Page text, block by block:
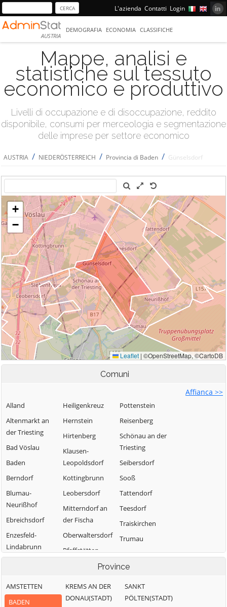
L'azienda Contatti Login
AUSTRIA
DEMOGRAFIA ECONOMIA CLASSIFICHE
Mappe, analisi e
statistiche sul tessuto
economico e produttivo
Livelli di occupazione e di disoccupazione, reddito
disponibile, consumi per merceologia e segmentazione
delle imprese per settore economico
AUSTRIA / NIEDERÖSTERREICH / Provincia di Baden / Günselsdorf
Comuni
Affianca >>
Alland
Altenmarkt an
der Triesting
Bad Vöslau
Baden
Berndorf
Blumau-
Neurißhof
Ebreichsdorf
Enzesfeld-
Lindabrunn
Günselsdorf
Heiligenkreuz
Hernstein
Hirtenberg
Klausen-
Leopoldsdorf
Kottingbrunn
Leobersdorf
Mitterndorf an
der Fischa
Oberwaltersdorf
Pfaffstätten
Pottenstein
Reisenberg
Schönau an der
Triesting
Seibersdorf
Sooß
Tattendorf
Teesdorf
Traiskirchen
Trumau
Weissenbach an
der Triesting
Province
AMSTETTEN
BADEN
KREMS AN DER
DONAU(STADT)
SANKT
PÖLTEN(STADT)